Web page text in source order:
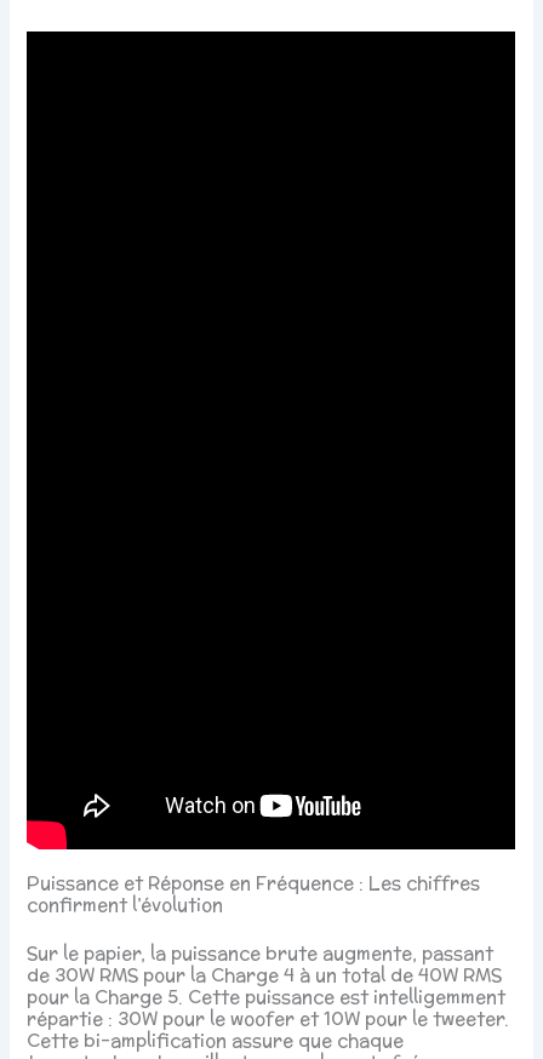
Puissance et Réponse en Fréquence : Les chiffres
confirment l’évolution
Sur le papier, la puissance brute augmente, passant
de 30W RMS pour la Charge 4 à un total de 40W RMS
pour la Charge 5. Cette puissance est intelligemment
répartie : 30W pour le woofer et 10W pour le tweeter.
Cette bi-amplification assure que chaque